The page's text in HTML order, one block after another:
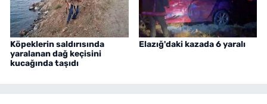
Köpeklerin saldırısında
yaralanan dağ keçisini
kucağında taşıdı
Elazığ'daki kazada 6 yaralı